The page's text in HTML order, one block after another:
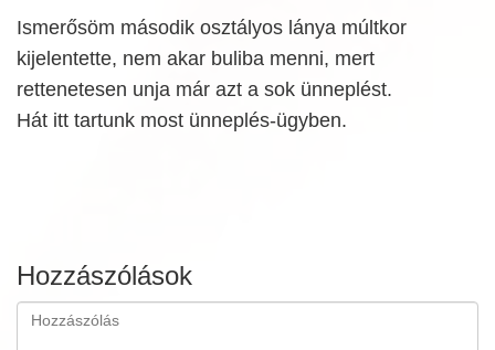
Ismerősöm második osztályos lánya múltkor
kijelentette, nem akar buliba menni, mert
rettenetesen unja már azt a sok ünneplést.
Hát itt tartunk most ünneplés-ügyben.
Hozzászólások